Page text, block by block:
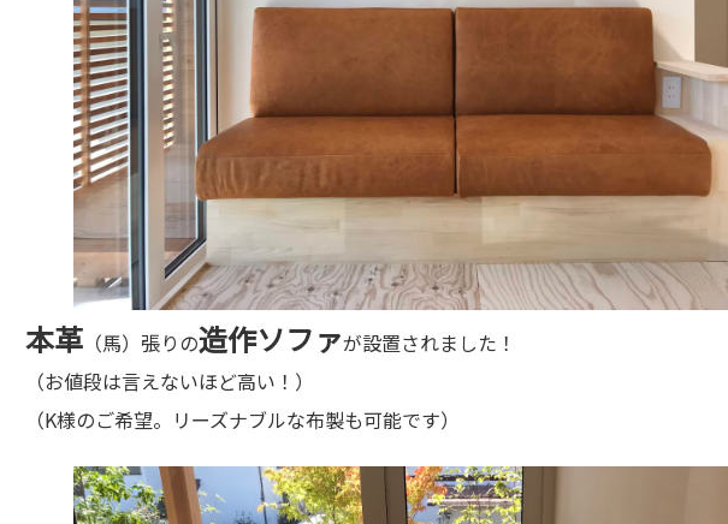
本革 （馬）張りの造作ソファが設置されました！
（お値段は言えないほど高い！）
（K様のご希望。リーズナブルな布製も可能です）